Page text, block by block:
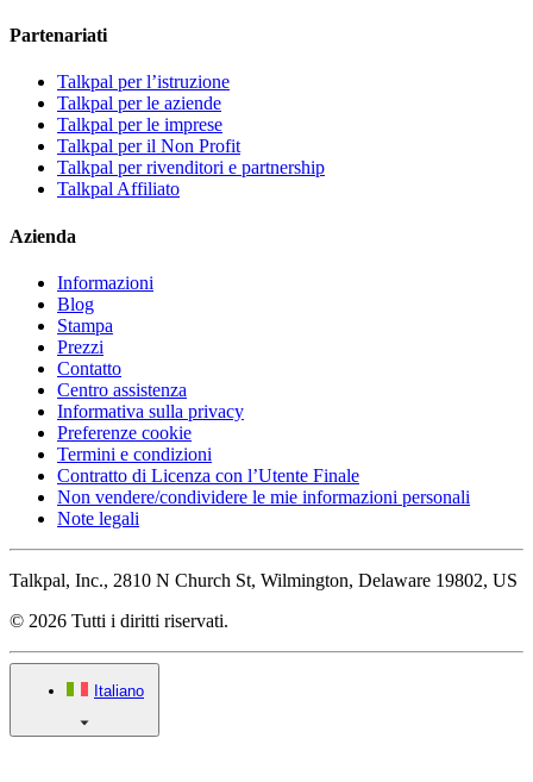
Partenariati
Talkpal per l’istruzione
Talkpal per le aziende
Talkpal per le imprese
Talkpal per il Non Profit
Talkpal per rivenditori e partnership
Talkpal Affiliato
Azienda
Informazioni
Blog
Stampa
Prezzi
Contatto
Centro assistenza
Informativa sulla privacy
Preferenze cookie
Termini e condizioni
Contratto di Licenza con l’Utente Finale
Non vendere/condividere le mie informazioni personali
Note legali
Talkpal, Inc., 2810 N Church St, Wilmington, Delaware 19802, US
© 2026 Tutti i diritti riservati.
Italiano